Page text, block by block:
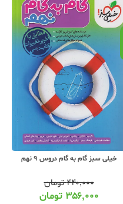
خیلی سبز گام به گام دروس 9 نهم
۴۴۰,۰۰۰تومان
۳۵۶,۰۰۰ تومان